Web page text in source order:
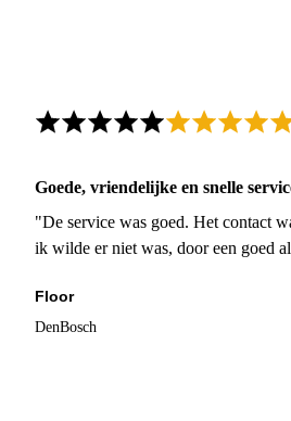
Goede, vriendelijke en snelle
"De service was goed. Het contact
ik wilde er niet was, door een goed
Floor
DenBosch